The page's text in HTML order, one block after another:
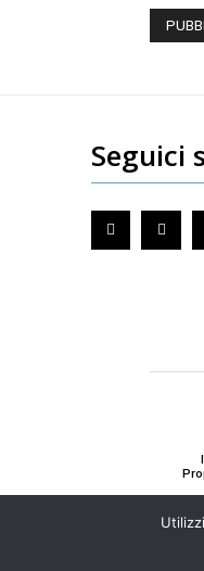
Seguici